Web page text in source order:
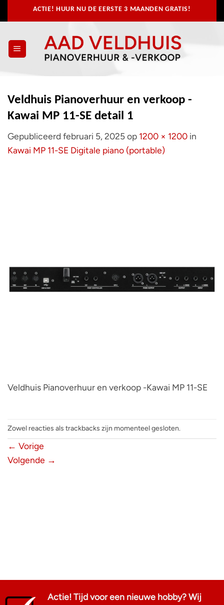
naar
ACTIE! HUUR NU DE EERSTE 3 MAANDEN GRATIS!
Veldhuis Pianoverhuur en verkoop -
Kawai MP 11-SE detail 1
Gepubliceerd februari 5, 2025op 1200 × 1200 in
Kawai MP 11-SE Digitale piano (portable)
Veldhuis Pianoverhuur en verkoop -Kawai MP 11-SE
Zowel reacties als trackbacks zijn momenteel gesloten.
← Vorige
Volgende →
Actie! Tijd voor een nieuwe hobby? Wij